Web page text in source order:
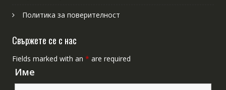
Политика за поверителност
Свържете се с нас
Fields marked with an * are required
Име